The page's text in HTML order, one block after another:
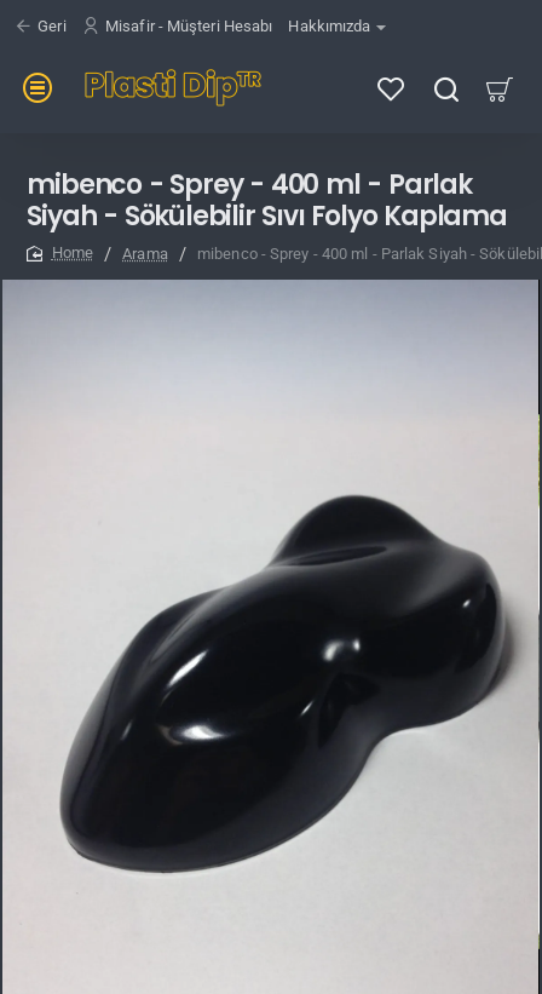
Geri Misafir - Müşteri Hesabı Hakkımızda
mibenco - Sprey - 400 ml - Parlak
Siyah - Sökülebilir Sıvı Folyo Kaplama
Arama mibenco - Sprey - 400 ml - Parlak Siyah -